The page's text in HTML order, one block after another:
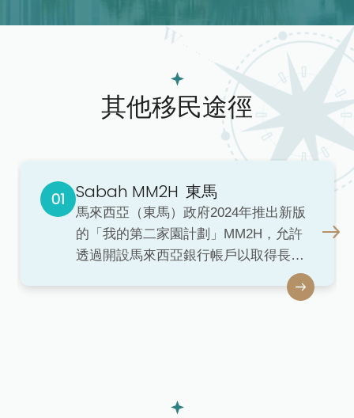
其他移民途徑
Sabah MM2H 東馬
馬來西亞（東馬）政府2024年推出新版
的「我的第二家園計劃」MM2H，允許
透過開設馬來西亞銀行帳戶以取得長期